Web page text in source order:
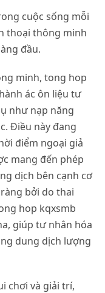
cuộc sống mỗi
thoại thông minh
đầu.
minh, tong hop
ác ôn liệu tư
như nạp năng
Điều này đang
điểm ngoại giả
mang đến phép
dịch bên cạnh cơ
bởi do thai
hop kqxsmb
giúp tư nhân hóa
dung dịch lượng
chơi và giải trí,